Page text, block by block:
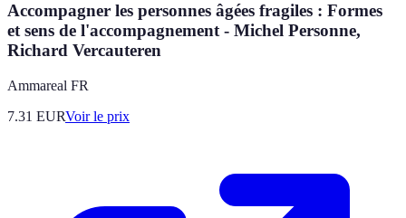
Accompagner les personnes âgées fragiles : Formes
et sens de l'accompagnement - Michel Personne,
Richard Vercauteren
Ammareal FR
7.31 EURVoir le prix